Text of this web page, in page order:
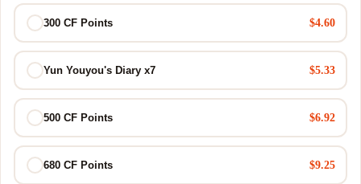
300 CF Points $4.60
Yun Youyou's Diary x7 $5.33
500 CF Points $6.92
680 CF Points $9.25